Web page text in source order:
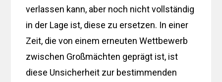
verlassen kann, aber noch nicht vollständig
in der Lage ist, diese zu ersetzen. In einer
Zeit, die von einem erneuten Wettbewerb
zwischen Großmächten geprägt ist, ist
diese Unsicherheit zur bestimmenden